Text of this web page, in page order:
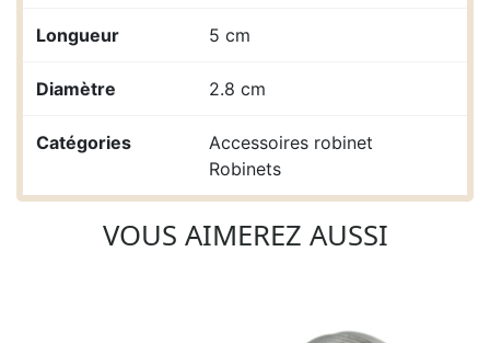
Longueur 5 cm
Diamètre 2.8 cm
Catégories
Accessoires robinet
Robinets
VOUS AIMEREZ AUSSI